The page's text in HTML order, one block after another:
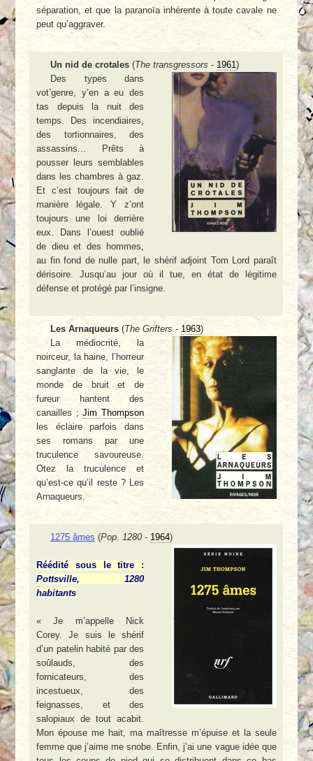
séparation, et que la paranoïa inhérente à toute cavale ne
peut qu’aggraver.
Un nid de crotales (The transgressors - 1961)
Des types dans
vot’genre, y’en a eu des
tas depuis la nuit des
temps. Des incendiaires,
des tortionnaires, des
assassins... Prêts à
pousser leurs semblables
dans les chambres à gaz.
Et c’est toujours fait de
manière légale. Y z’ont
toujours une loi derrière
eux. Dans l’ouest oublié
de dieu et des hommes,
au fin fond de nulle part, le shérif adjoint Tom Lord paraît
dérisoire. Jusqu’au jour où il tue, en état de légitime
défense et protégé par l’insigne.
Les Arnaqueurs (The Grifters -1963)
La médiocrité, la
noirceur, la haine, l’horreur
sanglante de la vie, le
monde de bruit et de
fureur hantent des
canailles ;Jim Thompson
les éclaire parfois dans
ses romans par une
truculence savoureuse.
Otez la truculence et
qu’est-ce qu’il reste ? Les
Arnaqueurs.
1275 âmes (Pop. 1280 - 1964)
Réédité sous le titre :
Pottsville, 1280
habitants
« Je m’appelle Nick
Corey. Je suis le shérif
d’un patelin habité par des
soûlauds, des
fornicateurs, des
incestueux, des
feignasses, et des
salopiaux de tout acabit.
Mon épouse me hait, ma maîtresse m’épuise et la seule
femme que j’aime me snobe. Enfin, j’ai une vague idée que